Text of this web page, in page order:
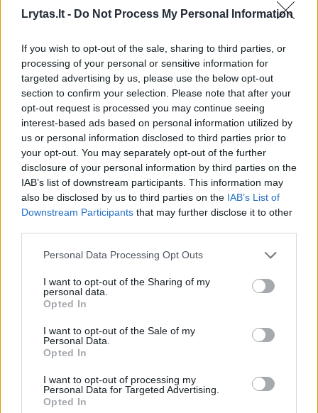
Lrytas.lt - Do Not Process My Personal Information
If you wish to opt-out of the sale, sharing to third parties, or
processing of your personal or sensitive information for
targeted advertising by us, please use the below opt-out
section to confirm your selection. Please note that after your
opt-out request is processed you may continue seeing
interest-based ads based on personal information utilized by
us or personal information disclosed to third parties prior to
your opt-out. You may separately opt-out of the further
disclosure of your personal information by third parties on the
IAB’s list of downstream participants. This information may
also be disclosed by us to third parties on the IAB’s List of
Downstream Participants that may further disclose it to other
Personal Data Processing Opt Outs
I want to opt-out of the Sharing of my
personal data.
Opted In
I want to opt-out of the Sale of my
Personal Data.
Opted In
I want to opt-out of processing my
Personal Data for Targeted Advertising.
Opted In
5 tūkst. eurų piniginį prizą geriausiam visos
programos filmui įsteigė asociacija LATGA, o
3 tūkst. eurų piniginį prizą geriausiam lietuvių
režisieriaus filmui – Lietuvos kino centras.
„Scanorama“ tęsia ir kitą programos misija –
kino istorijos žinių sklaidą, rodydama filmus iš
kino juostų.
Pasak programos koordinatoriaus Dmitrijaus
žiūrėjimo, bet ir prasmių bei bendruomenių
kūrimo erdvė. Tai išpildo „Scanoramos“ metu
vykstantys kino klubai, susitikimai su
festivalio svečiais, klausimų ir atsakymų
sesijos, gyvi filmų seansų pristatymai.